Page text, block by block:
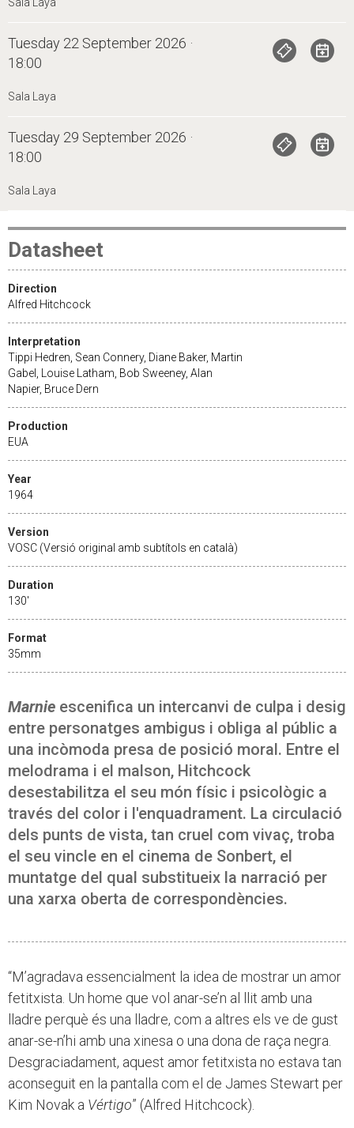
Tuesday 22 September 2026 ·
18:00
Sala Laya
Tuesday 29 September 2026 ·
18:00
Sala Laya
Datasheet
Direction
Alfred Hitchcock
Interpretation
Tippi Hedren, Sean Connery, Diane Baker, Martin
Gabel, Louise Latham, Bob Sweeney, Alan
Napier, Bruce Dern
Production
EUA
Year
1964
Version
VOSC (Versió original amb subtítols en català)
Duration
130'
Format
35mm
Marnie escenifica un intercanvi de culpa i desig
entre personatges ambigus i obliga al públic a
una incòmoda presa de posició moral. Entre el
melodrama i el malson, Hitchcock
desestabilitza el seu món físic i psicològic a
través del color i l'enquadrament. La circulació
dels punts de vista, tan cruel com vivaç, troba
el seu vincle en el cinema de Sonbert, el
muntatge del qual substitueix la narració per
una xarxa oberta de correspondències.
“M’agradava essencialment la idea de mostrar un amor
fetitxista. Un home que vol anar-se’n al llit amb una
lladre perquè és una lladre, com a altres els ve de gust
anar-se-n’hi amb una xinesa o una dona de raça negra.
Desgraciadament, aquest amor fetitxista no estava tan
aconseguit en la pantalla com el de James Stewart per
Kim Novak a Vértigo” (Alfred Hitchcock).